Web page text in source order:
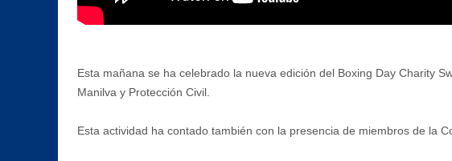
Esta mañana se ha celebrado la nueva edición del Boxing Day Charity
Manilva y Protección Civil.
Esta actividad ha contado también con la presencia de miembros de la